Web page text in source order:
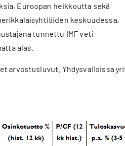
Euroopan heikkoutta sekä
keskuudessa,
tunnettu IMF veti
alas.
arvostusluvut. Yhdysvalloissa